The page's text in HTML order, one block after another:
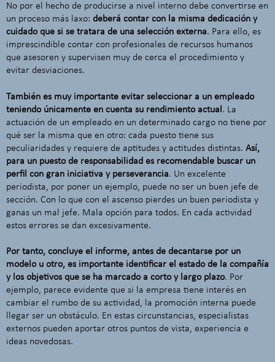
No por el hecho de producirse a nivel interno debe convertirse en
un proceso más laxo: deberá contar con la misma dedicación y
cuidado que si se tratara de una selección externa. Para ello, es
imprescindible contar con profesionales de recursos humanos
que asesoren y supervisen muy de cerca el procedimiento y
evitar desviaciones.
También es muy importante evitar seleccionar a un empleado
teniendo únicamente en cuenta su rendimiento actual . La
actuación de un empleado en un determinado cargo no tiene por
qué ser la misma que en otro: cada puesto tiene sus
peculiaridades y requiere de aptitudes y actitudes distintas. Así,
para un puesto de responsabilidad es recomendable buscar un
perfil con gran iniciativa y perseverancia. Un excelente
periodista, por poner un ejemplo, puede no ser un buen jefe de
sección. Con lo que con el ascenso pierdes un buen periodista y
ganas un mal jefe. Mala opción para todos. En cada actividad
estos errores se dan excesivamente.
Por tanto, concluye el informe, antes de decantarse por un
modelo u otro, es importante identificar el estado de la compañía
y los objetivos que se ha marcado a corto y largo plazo. Por
ejemplo, parece evidente que si la empresa tiene interés en
cambiar el rumbo de su actividad, la promoción interna puede
llegar ser un obstáculo. En estas circunstancias, especialistas
externos pueden aportar otros puntos de vista, experiencia e
ideas novedosas.